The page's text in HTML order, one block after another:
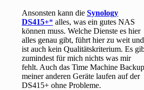
Ansonsten kann dieSynology
DS415+
alles, was ein gutes NAS
können muss. Welche Dienste es hier
alles genau gibt, führt hier zu weit und
ist auch kein Qualitätskriterium. Es
zumindest für mich nichts was mir
fehlt. Auch das Time Machine Backup
meiner anderen Geräte laufen auf der
DS415+ ohne Probleme.